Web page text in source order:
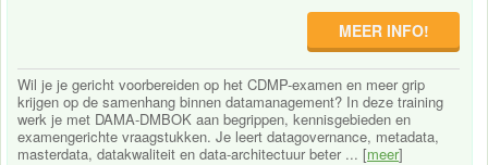
MEER INFO!
Wil je je gericht voorbereiden op het CDMP-examen en meer grip
krijgen op de samenhang binnen datamanagement? In deze training
werk je met DAMA-DMBOK aan begrippen, kennisgebieden en
examengerichte vraagstukken. Je leert datagovernance, metadata,
masterdata, datakwaliteit en data-architectuur beter ... [meer]